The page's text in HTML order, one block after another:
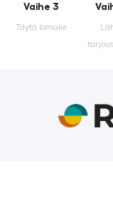
Vaihe 3
Täytä lomake